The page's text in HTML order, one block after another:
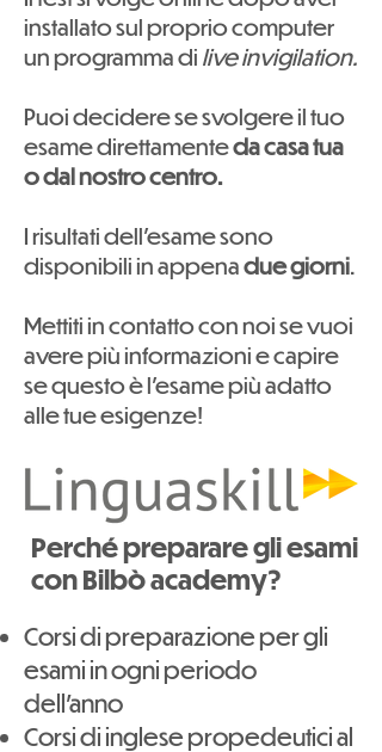
installato sul proprio computer
un programma di live invigilation.
Puoi decidere se svolgere il tuo
esame direttamenteda casa tua
o dal nostro centro.
I risultati dell'esame sono
disponibili in appenadue giorni.
Mettiti in contatto con noi se vuoi
avere più informazioni e capire
se questo è l'esame più adatto
alle tue esigenze!
Perché preparare gli esami
con Bilbò academy?
Corsi di preparazione per gli
esami in ogni periodo
dell'anno
Corsi di inglese propedeutici al